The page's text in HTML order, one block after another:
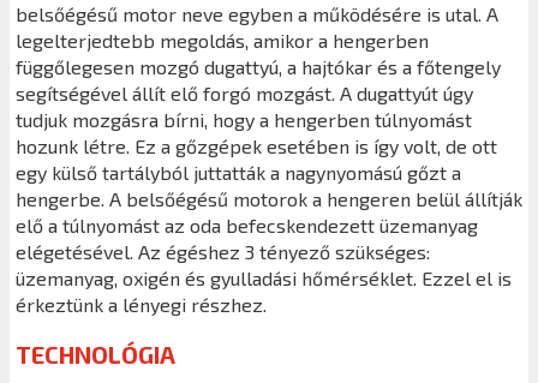
belsőégésű motor neve egyben a működésére is utal. A
legelterjedtebb megoldás, amikor a hengerben
függőlegesen mozgó dugattyú, a hajtókar és a főtengely
segítségével állít elő forgó mozgást. A dugattyút úgy
tudjuk mozgásra bírni, hogy a hengerben túlnyomást
hozunk létre. Ez a gőzgépek esetében is így volt, de ott
egy külső tartályból juttatták a nagynyomású gőzt a
hengerbe. A belsőégésű motorok a hengeren belül állítják
elő a túlnyomást az oda befecskendezett üzemanyag
elégetésével. Az égéshez 3 tényező szükséges:
üzemanyag, oxigén és gyulladási hőmérséklet. Ezzel el is
érkeztünk a lényegi részhez.
TECHNOLÓGIA